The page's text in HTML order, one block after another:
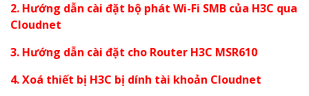
2. Hướng dẫn cài đặt bộ phát Wi-Fi SMB của H3C qua
Cloudnet
3. Hướng dẫn cài đặt cho Router H3C MSR610
4. Xoá thiết bị H3C bị dính tài khoản Cloudnet